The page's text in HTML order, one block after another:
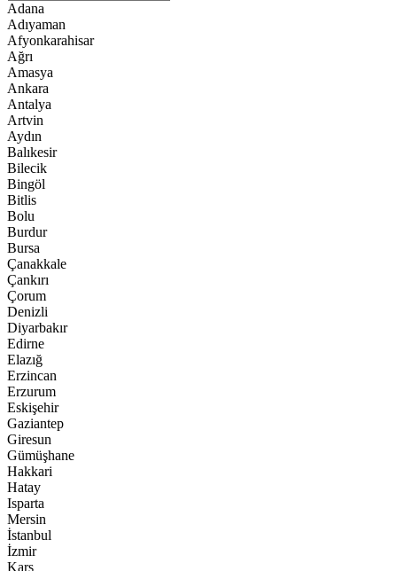
Adana
Adıyaman
Afyonkarahisar
Ağrı
Amasya
Ankara
Antalya
Artvin
Aydın
Balıkesir
Bilecik
Bingöl
Bitlis
Bolu
Burdur
Bursa
Çanakkale
Çankırı
Çorum
Denizli
Diyarbakır
Edirne
Elazığ
Erzincan
Erzurum
Eskişehir
Gaziantep
Giresun
Gümüşhane
Hakkari
Hatay
Isparta
Mersin
İstanbul
İzmir
Kars